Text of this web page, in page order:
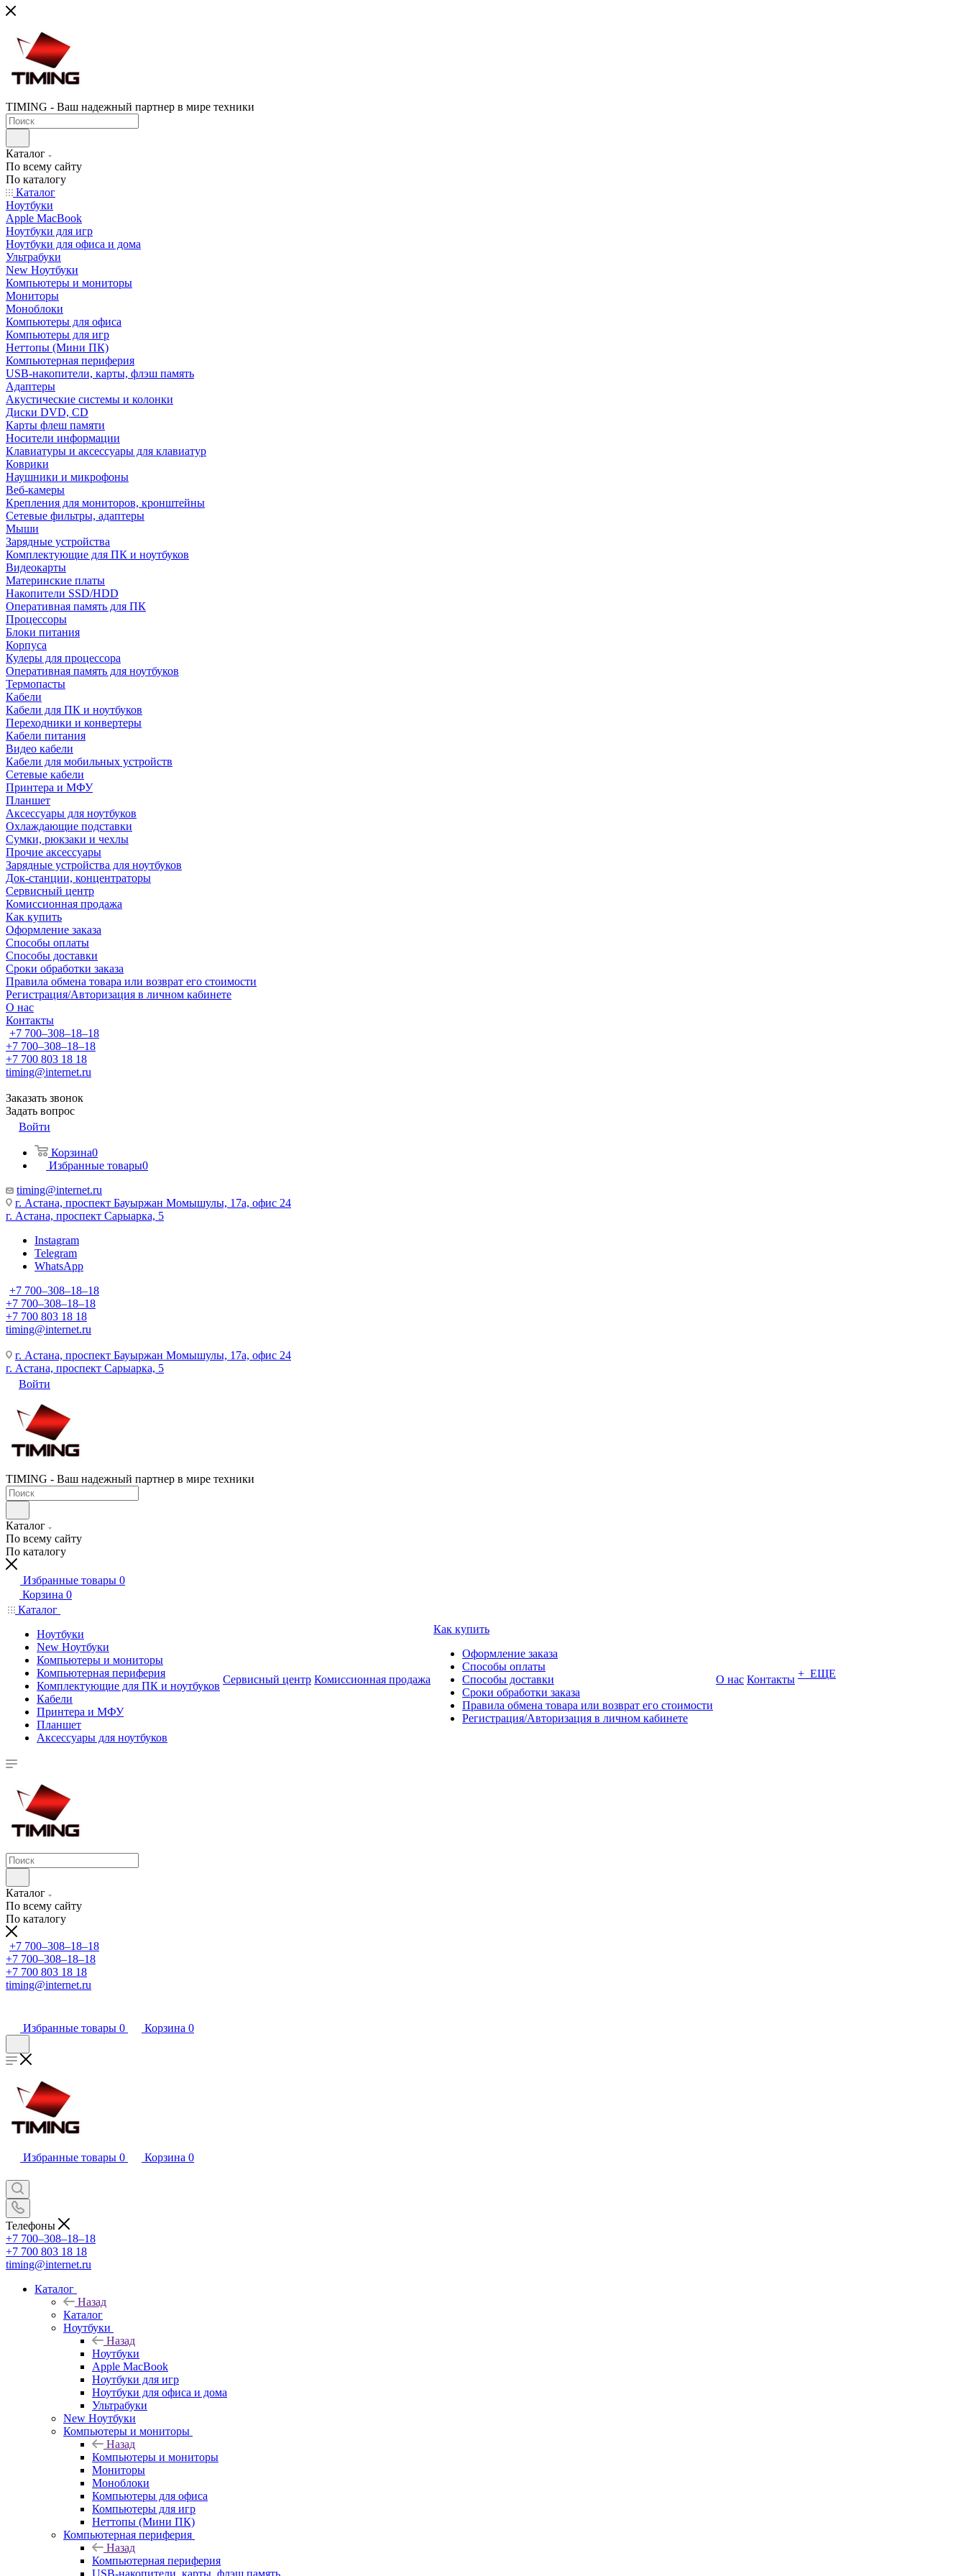
TIMING - Ваш надежный партнер в мире техники
Каталог
По всему сайту
По каталогу
Каталог
Ноутбуки
Apple MacBook
Ноутбуки для игр
Ноутбуки для офиса и дома
Ультрабуки
New Ноутбуки
Компьютеры и мониторы
Мониторы
Моноблоки
Компьютеры для офиса
Компьютеры для игр
Неттопы (Мини ПК)
Компьютерная периферия
USB-накопители, карты, флэш память
Адаптеры
Акустические системы и колонки
Диски DVD, CD
Карты флеш памяти
Носители информации
Клавиатуры и аксессуары для клавиатур
Коврики
Наушники и микрофоны
Веб-камеры
Крепления для мониторов, кронштейны
Сетевые фильтры, адаптеры
Мыши
Зарядные устройства
Комплектующие для ПК и ноутбуков
Видеокарты
Материнские платы
Накопители SSD/HDD
Оперативная память для ПК
Процессоры
Блоки питания
Корпуса
Кулеры для процессора
Оперативная память для ноутбуков
Термопасты
Кабели
Кабели для ПК и ноутбуков
Переходники и конвертеры
Кабели питания
Видео кабели
Кабели для мобильных устройств
Сетевые кабели
Принтера и МФУ
Планшет
Аксессуары для ноутбуков
Охлаждающие подставки
Сумки, рюкзаки и чехлы
Прочие аксессуары
Зарядные устройства для ноутбуков
Док-станции, концентраторы
Сервисный центр
Комиссионная продажа
Как купить
Оформление заказа
Способы оплаты
Способы доставки
Сроки обработки заказа
Правила обмена товара или возврат его стоимости
Регистрация/Авторизация в личном кабинете
О нас
Контакты
+7 700‒308‒18‒18
+7 700‒308‒18‒18
+7 700 803 18 18
timing@internet.ru
Заказать звонок
Задать вопрос
Войти
Корзина0
Избранные товары0
timing@internet.ru
г. Астана, проспект Бауыржан Момышулы, 17а, офис 24
г. Астана, проспект Сарыарка, 5
Instagram
Telegram
WhatsApp
+7 700‒308‒18‒18
+7 700‒308‒18‒18
+7 700 803 18 18
timing@internet.ru
г. Астана, проспект Бауыржан Момышулы, 17а, офис 24
г. Астана, проспект Сарыарка, 5
Войти
TIMING - Ваш надежный партнер в мире техники
Каталог
По всему сайту
По каталогу
Избранные товары 0
Корзина 0
Каталог
Ноутбуки
New Ноутбуки
Компьютеры и мониторы
Компьютерная периферия
Комплектующие для ПК и ноутбуков
Кабели
Принтера и МФУ
Планшет
Аксессуары для ноутбуков
Сервисный центр Комиссионная продажа
Как купить
Оформление заказа
Способы оплаты
Способы доставки
Сроки обработки заказа
Правила обмена товара или возврат его стоимости
Регистрация/Авторизация в личном кабинете
О нас Контакты + ЕЩЕ
Каталог
По всему сайту
По каталогу
+7 700‒308‒18‒18
+7 700‒308‒18‒18
+7 700 803 18 18
timing@internet.ru
Избранные товары 0 Корзина 0
Избранные товары 0 Корзина 0
Телефоны
+7 700‒308‒18‒18
+7 700 803 18 18
timing@internet.ru
Каталог
Назад
Каталог
Ноутбуки
Назад
Ноутбуки
Apple MacBook
Ноутбуки для игр
Ноутбуки для офиса и дома
Ультрабуки
New Ноутбуки
Компьютеры и мониторы
Назад
Компьютеры и мониторы
Мониторы
Моноблоки
Компьютеры для офиса
Компьютеры для игр
Неттопы (Мини ПК)
Компьютерная периферия
Назад
Компьютерная периферия
USB-накопители, карты, флэш память